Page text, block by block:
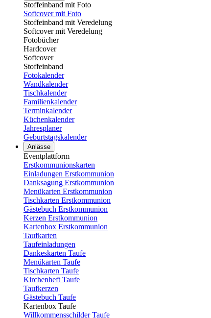
Stoffeinband mit Foto
Softcover mit Foto
Stoffeinband mit Veredelung
Softcover mit Veredelung
Fotobücher
Hardcover
Softcover
Stoffeinband
Fotokalender
Wandkalender
Tischkalender
Familienkalender
Terminkalender
Küchenkalender
Jahresplaner
Geburtstagskalender
Anlässe
Eventplattform
Erstkommunionskarten
Einladungen Erstkommunion
Danksagung Erstkommunion
Menükarten Erstkommunion
Tischkarten Erstkommunion
Gästebuch Erstkommunion
Kerzen Erstkommunion
Kartenbox Erstkommunion
Taufkarten
Taufeinladungen
Dankeskarten Taufe
Menükarten Taufe
Tischkarten Taufe
Kirchenheft Taufe
Taufkerzen
Gästebuch Taufe
Kartenbox Taufe
Willkommensschilder Taufe